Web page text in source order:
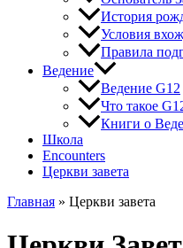
История
Условия
Правила
Ведение
Ведение G12
Что такое
Книги о
Школа
Encounters
Церкви завета
Главная » Церкви завета